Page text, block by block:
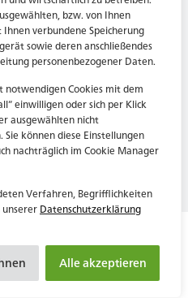
bzw. von Ihnen
verbundene Speicherung
sowie deren anschließendes
personenbezogener Daten.
notwendigen Cookies mit dem
einwilligen oder sich per Klick
ausgewählten nicht
können diese Einstellungen
nachträglich im Cookie Manager
Verfahren, Begrifflichkeiten
Datenschutzerklärung
Alle akzeptieren